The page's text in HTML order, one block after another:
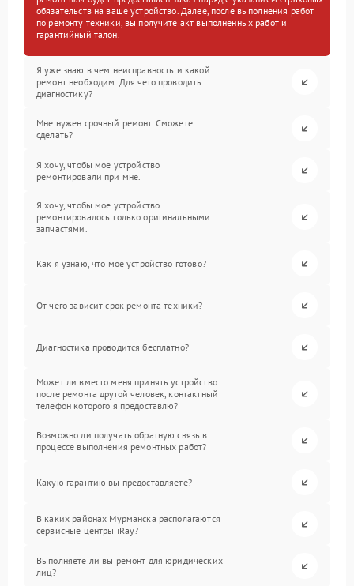
обязательств на ваше устройство. Далее, после выполнения работ
по ремонту техники, вы получите акт выполненных работ и
гарантийный талон.
Я уже знаю в чем неисправность и какой
ремонт необходим. Для чего проводить
диагностику?
Мне нужен срочный ремонт. Сможете
сделать?
Я хочу, чтобы мое устройство
ремонтировали при мне.
Я хочу, чтобы мое устройство
ремонтировалось только оригинальными
запчастями.
Как я узнаю, что мое устройство готово?
От чего зависит срок ремонта техники?
Диагностика проводится бесплатно?
Может ли вместо меня принять устройство
после ремонта другой человек, контактный
телефон которого я предоставлю?
Возможно ли получать обратную связь в
процессе выполнения ремонтных работ?
Какую гарантию вы предоставляете?
В каких районах Мурманска располагаются
сервисные центры iRay?
Выполняете ли вы ремонт для юридических
лиц?